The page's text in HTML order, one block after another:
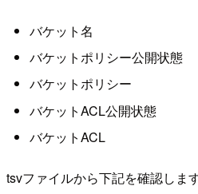
バケット名
バケットポリシー公開状態
バケットポリシー
バケットACL公開状態
バケットACL
tsvファイルから下記を確認します